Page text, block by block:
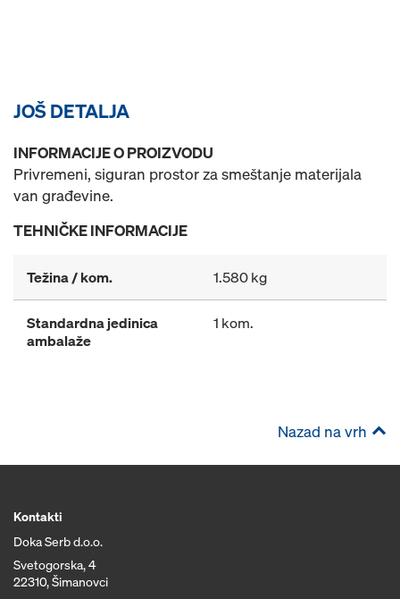
JOŠ DETALJA
INFORMACIJE O PROIZVODU
Privremeni, siguran prostor za smeštanje materijala
van građevine.
TEHNIČKE INFORMACIJE
Težina / kom. 1.580 kg
Standardna jedinica
ambalaže
1 kom.
Nazad na vrh
Kontakti
Doka Serb d.o.o.
Svetogorska, 4
22310, Šimanovci